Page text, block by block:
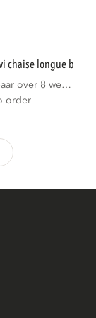
chaise longue bank
Beschikbaar over 8 weken
order